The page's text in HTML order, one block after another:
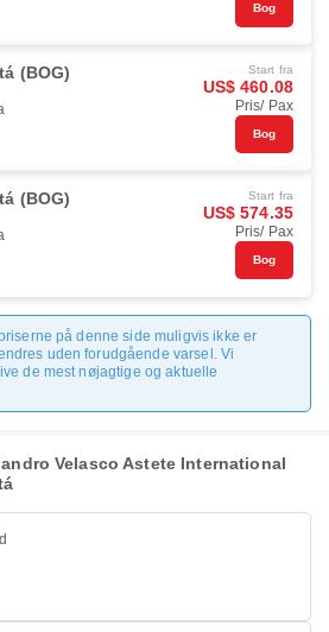
Bog
(BOG) Start fra
US$ 460.08
Pris/ Pax
Bog
(BOG) Start fra
US$ 574.35
Pris/ Pax
Bog
på denne side muligvis ikke er
uden forudgående varsel. Vi
de mest nøjagtige og aktuelle
Velasco Astete International